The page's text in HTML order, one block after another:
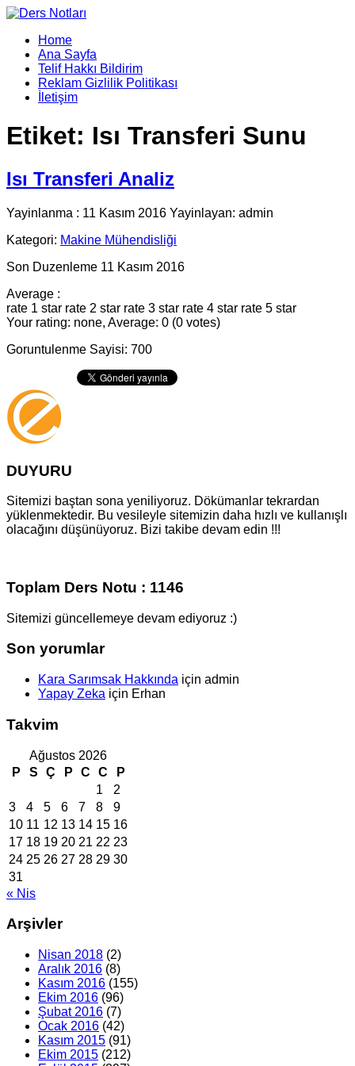
Home
Ana Sayfa
Telif Hakkı Bildirim
Reklam Gizlilik Politikası
İletişim
Etiket: Isı Transferi Sunu
Isı Transferi Analiz
Yayinlanma : 11 Kasım 2016 Yayinlayan: admin
Kategori: Makine Mühendisliği
Son Duzenleme 11 Kasım 2016
Average :
rate 1 star rate 2 star rate 3 star rate 4 star rate 5 star
Your rating: none, Average: 0 (0 votes)
Goruntulenme Sayisi: 700
DUYURU
Sitemizi baştan sona yeniliyoruz. Dökümanlar tekrardan
yüklenmektedir. Bu vesileyle sitemizin daha hızlı ve kullanışlı
olacağını düşünüyoruz. Bizi takibe devam edin !!!
Toplam Ders Notu : 1146
Sitemizi güncellemeye devam ediyoruz :)
Son yorumlar
Kara Sarımsak Hakkında için admin
Yapay Zeka için Erhan
Takvim
Ağustos 2026
P
S Ç P C C
P
1
2
3
4 5 6 7 8
9
10 11 12 13 14 15 16
17 18 19 20 21 22 23
24 25 26 27 28 29 30
31
« Nis
Arşivler
Nisan 2018 (2)
Aralık 2016 (8)
Kasım 2016 (155)
Ekim 2016 (96)
Şubat 2016 (7)
Ocak 2016 (42)
Kasım 2015 (91)
Ekim 2015 (212)